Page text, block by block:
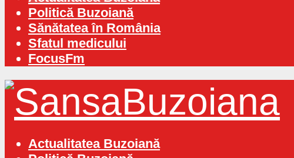
Politică Buzoiană
Sănătatea în România
Sfatul medicului
FocusFm
Actualitatea Buzoiană